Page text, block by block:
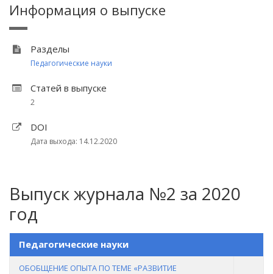
Информация о выпуске
Разделы
Педагогические науки
Статей в выпуске
2
DOI
Дата выхода: 14.12.2020
Выпуск журнала №2 за 2020
год
Педагогические науки
ОБОБЩЕНИЕ ОПЫТА ПО ТЕМЕ «РАЗВИТИЕ